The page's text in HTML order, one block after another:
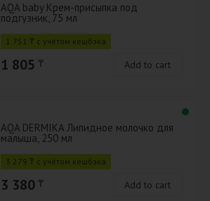
AQA baby Крем-присыпка под
подгузник, 75 мл
1 751 ₸ с учётом кешбэка
1 805 ₸ Add to cart
AQA DERMIKA Липидное молочко для
малыша, 250 мл
3 279 ₸ с учётом кешбэка
3 380 ₸ Add to cart